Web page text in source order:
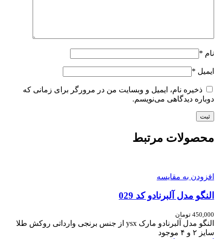
نام *
ایمیل *
ذخیره نام، ایمیل و وبسایت من در مرورگر برای زمانی که
دوباره دیدگاهی می‌نویسم.
محصولات مرتبط
افزودن به مقایسه
النگو مدل آلبرنادو کد 029
450,000 تومان
النگو مدل آلبرنادو مارک ysx از جنس برنجی وارداتی روکش طلا
سایز ۲ و ۴ موجود